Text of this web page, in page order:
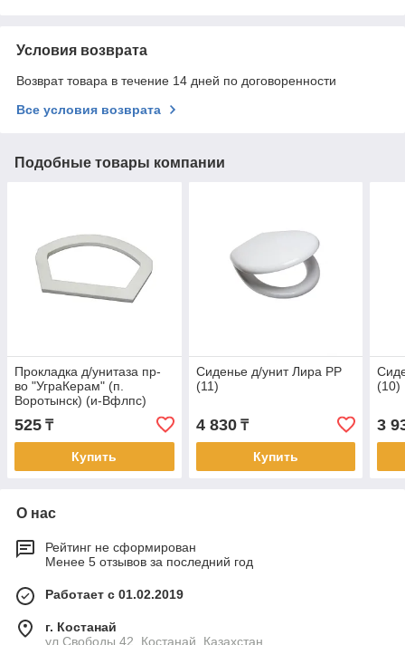
Условия возврата
Возврат товара в течение 14 дней по договоренности
Все условия возврата
Подобные товары компании
Прокладка д/унитаза пр-
во "УграКерам" (п.
Воротынск) (и-Вфлпс)
525 ₸
Купить
Сиденье д/унит Лира PP
(11)
4 830₸
Купить
(10)
3
О нас
Рейтинг не сформирован
Менее 5 отзывов за последний год
Работает с 01.02.2019
г. Костанай
ул.Свободы 42, Костанай, Казахстан